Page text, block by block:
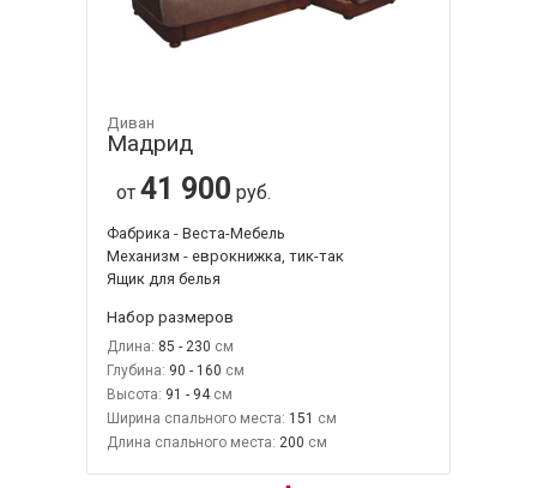
Диван
Мадрид
от 41 900 руб.
Фабрика - Веста-Мебель
Механизм - еврокнижка, тик-так
Ящик для белья
Набор размеров
Длина: 85 - 230
Глубина: 90 - 160
Высота: 91 - 94
Ширина спального места: 151
Длина спального места: 200